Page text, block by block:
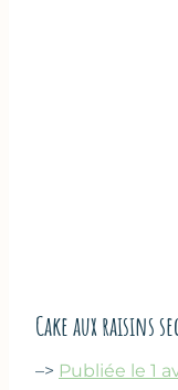
Cake aux raisins
–> Publiée le 1